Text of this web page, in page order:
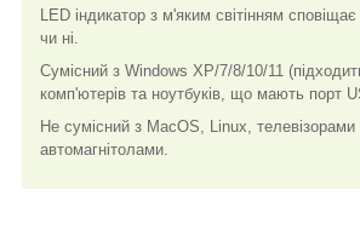
LED індикатор з м'яким світінням
чи ні.
Сумісний з Windows XP/7/8/10/11
комп'ютерів та ноутбуків, що мають порт
Не сумісний з MacOS, Linux, телевізорами
автомагнітолами.